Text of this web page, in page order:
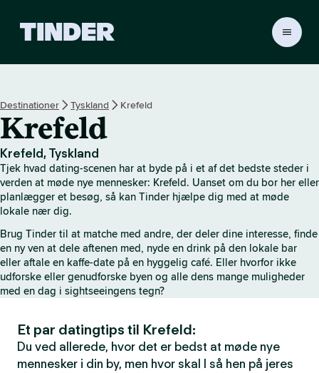
r
a
r
t
d
e
Destinationer Tyskland Krefeld
Krefeld
Krefeld, Tyskland
Tjek hvad dating-scenen har at byde på i et af det bedste steder i
verden at møde nye mennesker: Krefeld. Uanset om du bor her eller
planlægger et besøg, så kan Tinder hjælpe dig med at møde
lokale nær dig.
Brug Tinder til at matche med andre, der deler dine interesse, finde
en ny ven at dele aftenen med, nyde en drink på den lokale bar
eller aftale en kaffe-date på en hyggelig café. Eller hvorfor ikke
udforske eller genudforske byen og alle dens mange muligheder
med en dag i sightseeingens tegn?
Et par datingtips til Krefeld:
Du ved allerede, hvor det er bedst at møde nye
mennesker i din by, men hvor skal I så hen på jeres